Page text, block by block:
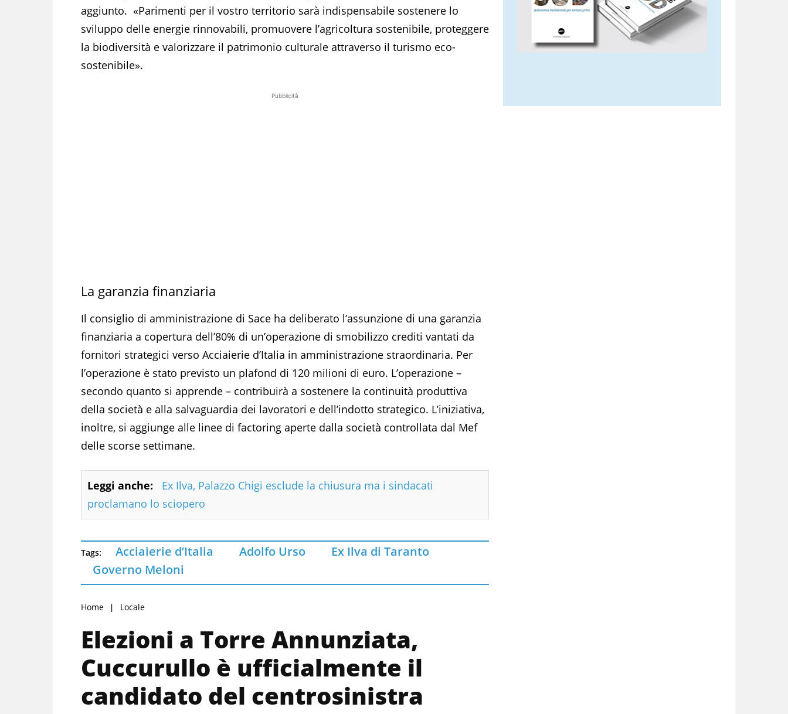
aggiunto. «Parimenti per il vostro territorio sarà indispensabile sostenere lo
sviluppo delle energie rinnovabili, promuovere l’agricoltura sostenibile, proteggere
la biodiversità e valorizzare il patrimonio culturale attraverso il turismo eco-
sostenibile».
Pubblicità
La garanzia finanziaria
Il consiglio di amministrazione di Sace ha deliberato l’assunzione di una garanzia
finanziaria a copertura dell’80% di un’operazione di smobilizzo crediti vantati da
fornitori strategici verso Acciaierie d’Italia in amministrazione straordinaria. Per
l’operazione è stato previsto un plafond di 120 milioni di euro. L’operazione –
secondo quanto si apprende – contribuirà a sostenere la continuità produttiva
della società e alla salvaguardia dei lavoratori e dell’indotto strategico. L’iniziativa,
inoltre, si aggiunge alle linee di factoring aperte dalla società controllata dal Mef
delle scorse settimane.
Leggi anche:
Ex Ilva, Palazzo Chigi esclude la chiusura ma i sindacati
proclamano lo sciopero
Tags: Acciaierie d’Italia Adolfo Urso
Ex Ilva di Taranto
Governo Meloni
Home Locale
Elezioni a Torre Annunziata,
Cuccurullo è ufficialmente il
candidato del centrosinistra